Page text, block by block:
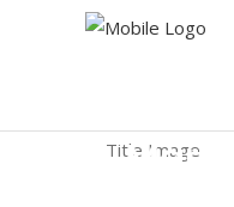
lek. Maria